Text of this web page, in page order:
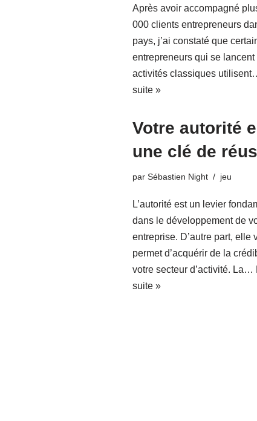
Après avoir accompagné
000 clients entrepreneurs
pays, j’ai constaté que
entrepreneurs qui se
activités classiques
suite »
Votre autorité
une clé de
par Sébastien Night jeu
L’autorité est un levier
dans le développement de
entreprise. D’autre part, elle
permet d’acquérir de la
votre secteur d’activité. La…
suite »